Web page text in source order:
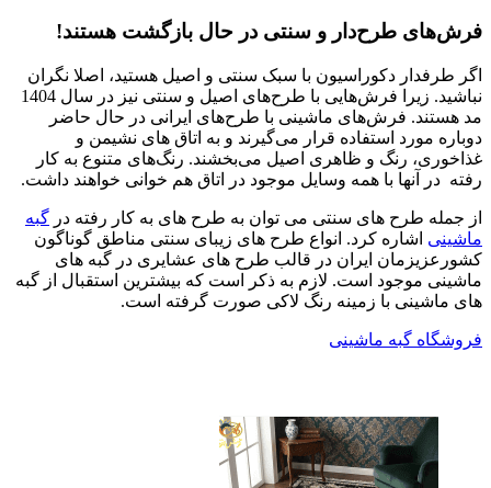
فرش‌های طرح‌دار و سنتی در حال بازگشت هستند!
اگر طرفدار دکوراسیون با سبک سنتی و اصیل هستید، اصلا نگران
نباشید. زیرا فرش‌هایی با طرح‌های اصیل و سنتی نیز در سال 1404
مد هستند. فرش‌های ماشینی با طرح‌های ایرانی در حال حاضر
دوباره مورد استفاده قرار می‌گیرند و به اتاق های نشیمن و
غذاخوری، رنگ و ظاهری اصیل می‌بخشند. رنگ‌های متنوع به کار
رفته در آنها با همه وسایل موجود در اتاق هم خوانی خواهند داشت.
از جمله طرح های سنتی می توان به طرح های به کار رفته در گبه
ماشینی اشاره کرد. انواع طرح های زیبای سنتی مناطق گوناگون
کشورعزیزمان ایران در قالب طرح های عشایری در گبه های
ماشینی موجود است. لازم به ذکر است که بیشترین استقبال از گبه
های ماشینی با زمینه رنگ لاکی صورت گرفته است.
فروشگاه گبه ماشینی